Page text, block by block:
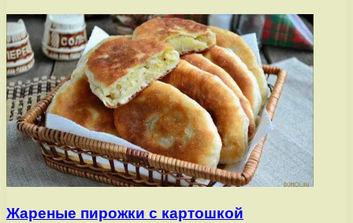
Жареные пирожки с картошкой